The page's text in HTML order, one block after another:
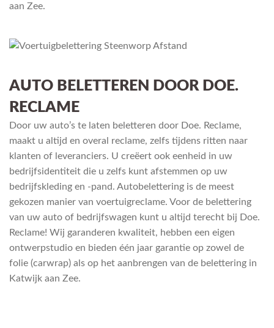
aan Zee.
AUTO BELETTEREN DOOR DOE.
RECLAME
Door uw auto’s te laten beletteren door Doe. Reclame,
maakt u altijd en overal reclame, zelfs tijdens ritten naar
klanten of leveranciers. U creëert ook eenheid in uw
bedrijfsidentiteit die u zelfs kunt afstemmen op uw
bedrijfskleding en -pand. Autobelettering is de meest
gekozen manier van voertuigreclame. Voor de belettering
van uw auto of bedrijfswagen kunt u altijd terecht bij Doe.
Reclame! Wij garanderen kwaliteit, hebben een eigen
ontwerpstudio en bieden één jaar garantie op zowel de
folie (carwrap) als op het aanbrengen van de belettering in
Katwijk aan Zee.